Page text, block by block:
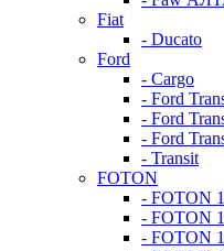
Fiat
- Ducato
Ford
- Cargo
- Ford
- Ford
- Ford
- Transit
FOTON
- FOTON
- FOTON
- FOTON